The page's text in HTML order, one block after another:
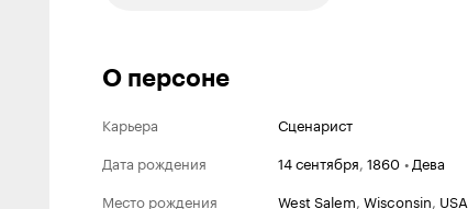
О персоне
Карьера
Сценарист
Дата рождения
14 сентября, 1860 • Дева
Место рождения
West Salem, Wisconsin, USA